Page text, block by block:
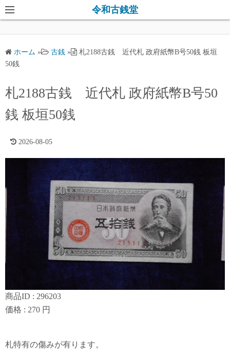
コ
ン
ツ
キ
ッ
令和古銭堂
ホーム » 古銭 »
札2188古銭 近代札 政府紙幣B号50銭 板垣
50銭
札2188古銭 近代札 政府紙幣B号50
銭 板垣50銭
2026-08-05
商品ID : 296203
価格 : 270 円
札特有の傷みが有ります。